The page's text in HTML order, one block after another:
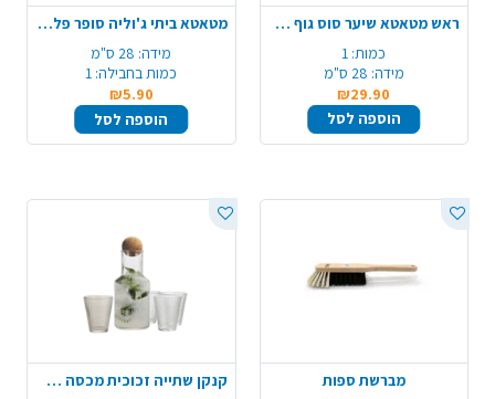
ראש מטאטא שיער סוס גוף עץ בוק
כמות: 1
מידה: 28 ס"מ
₪29.90
הוספה לסל
מטאטא ביתי ג'וליה סופר פלוס - צבע משתנה
מידה: 28 ס"מ
כמות בחבילה: 1
₪5.90
הוספה לסל
מברשת ספות
קנקן שתייה זכוכית מכסה שעם עגול + 4 כוסות - שקוף